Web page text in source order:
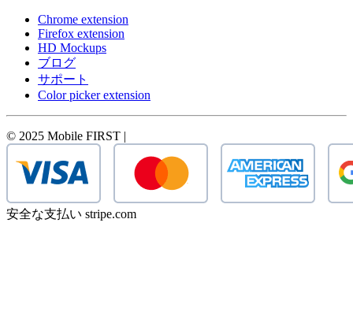
Chrome extension
Firefox extension
HD Mockups
ブログ
サポート
Color picker extension
© 2025 Mobile FIRST |
安全な支払い stripe.com